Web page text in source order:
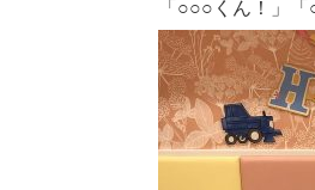
「○○○くん！」